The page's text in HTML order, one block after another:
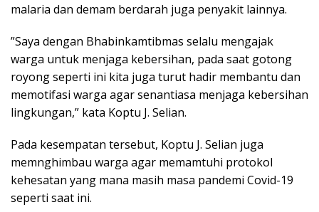
malaria dan demam berdarah juga penyakit lainnya.
”Saya dengan Bhabinkamtibmas selalu mengajak
warga untuk menjaga kebersihan, pada saat gotong
royong seperti ini kita juga turut hadir membantu dan
memotifasi warga agar senantiasa menjaga kebersihan
lingkungan,” kata Koptu J. Selian.
Pada kesempatan tersebut, Koptu J. Selian juga
memnghimbau warga agar memamtuhi protokol
kehesatan yang mana masih masa pandemi Covid-19
seperti saat ini.